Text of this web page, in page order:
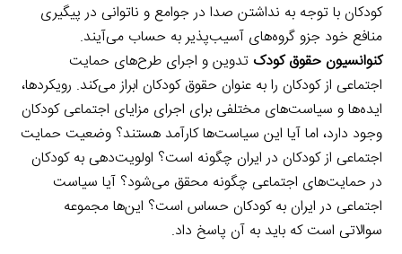
کودکان با توجه به نداشتن صدا در جوامع و ناتوانی در پیگیری
منافع خود جزو گروه‌های آسیب‌پذیر به حساب می‌آیند.
کنوانسیون حقوق کودکتدوین و اجرای طرح‌های حمایت
اجتماعی از کودکان را به عنوان حقوق کودکان ابراز می‌کند. رویکردها،
ایده‌ها و سیاست‌های مختلفی برای اجرای مزایای اجتماعی کودکان
وجود دارد، اما آیا این سیاست‌ها کارآمد هستند؟ وضعیت حمایت
اجتماعی از کودکان در ایران چگونه است؟ اولویت‌دهی به کودکان
در حمایت‌های اجتماعی چگونه محقق می‌شود؟ آیا سیاست
اجتماعی در ایران به کودکان حساس است؟ این‌ها مجموعه
سوالاتی است که باید به آن پاسخ داد.